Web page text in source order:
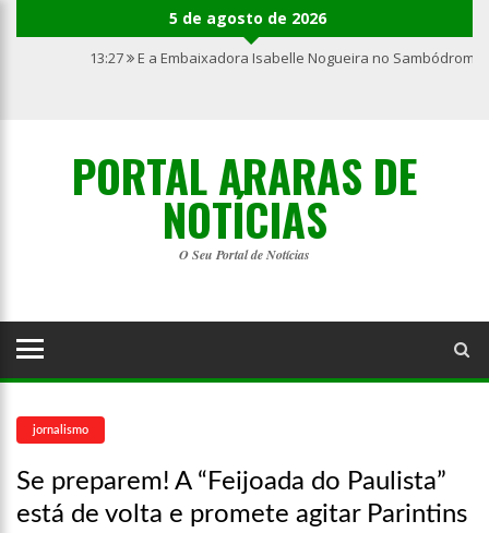
5 de agosto de 2026
13:27 E a Embaixadora Isabelle Nogueira no
PORTAL ARARAS DE
NOTÍCIAS
O Seu Portal de Notícias
jornalismo
Se preparem! A “Feijoada do Paulista”
está de volta e promete agitar Parintins